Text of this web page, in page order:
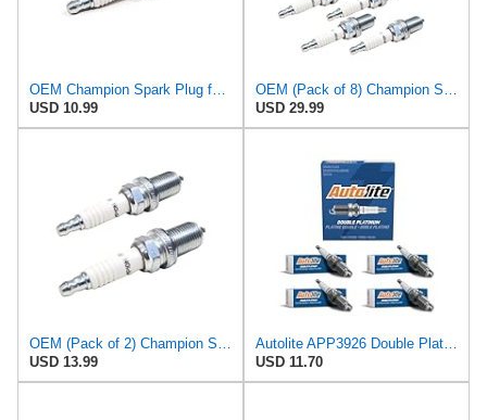
OEM Champion Spark Plug for Autolite 3924, 3926, 5503, 602, AP3924, XS3924 Engines
USD 10.99
OEM (Pack of 8) Champion Spark Plugs for Autolite 3924, 3926, 5503, 602, AP3924
USD 29.99
OEM (Pack of 2) Champion Spark Plugs for Autolite 3924, 3926, 5503, 602, AP3924
USD 13.99
Autolite APP3926 Double Platinum Automotive Replacement Spark Plug (1 Pack)
USD 11.70